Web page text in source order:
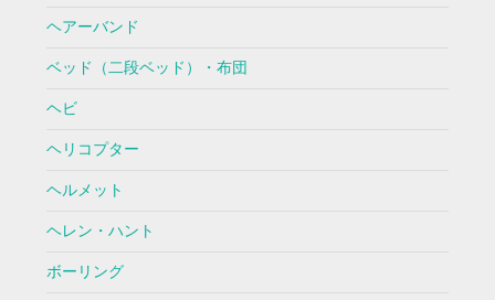
ヘアーバンド
ベッド（二段ベッド）・布団
ヘビ
ヘリコプター
ヘルメット
ヘレン・ハント
ボーリング